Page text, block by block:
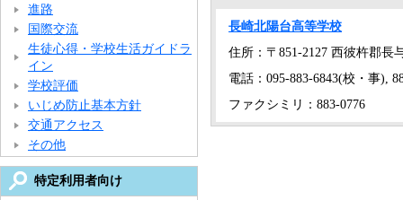
長崎北陽台高等学校
住所：〒851-2127 西彼杵郡長
電話：095-883-6843(校・事),
ファクシミリ：883-0776
進路
国際交流
生徒心得・学校生活ガイドラ
イン
学校評価
いじめ防止基本方針
交通アクセス
その他
特定利用者向け